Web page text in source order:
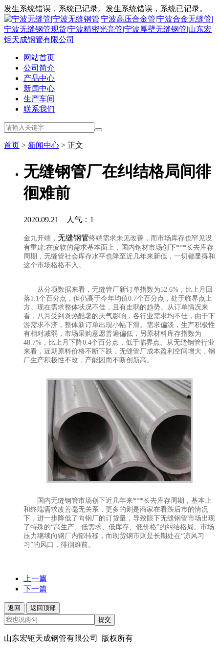
发生系统错误，系统已记录。发生系统错误，系统已记录。
网站首页
公司简介
产品中心
新闻中心
生产车间
联系我们
首页 > 新闻中心 > 正文
无缝钢管厂在纠结格局间徘
徊难前
2020.09.21 人气： 1
金九开端， 无缝钢管终端需求未见改善，而市场库存也罕见没
有重建;在疲软的需求基本面上，国内钢材市场创下***长去库存
周期，无缝管社会库存水平也降至近几年来新低，一切都显得和
这个市场格格不入。
从分项数据来看，无缝管厂新订单指数为52.6%，比上月回
落1.1个百分点，但仍高于今年均值0.7个百分点，处于临界点上
方。现在需求整体状况不佳，且有走弱的趋势。从订单情况来
看，八月受到炎热酷暑的天气影响，各行业需求均不佳，由于下
游需求不济，整体新订单出现小幅下滑。需求偏淡，生产积极性
有相对减弱，市场采购意愿普遍偏低，另原材料库存指数为
48.7%，比上月下降0.4个百分点，低于临界点。从无缝钢管行业
来看，近期原料价格不断下跌，无缝管厂成本盈利空间增大，钢
厂生产积极性不改，产能因而不断创新高。
国内无缝钢管市场创下近几年来***长去库存周期，基本上
和终端需求改善毫无关系，更多的则是商家在看跌后市的情况
下，进一步降低了向钢厂的订货量，导致眼下无缝钢管市场出现
了特殊的“高生产、低需求、低库存、低价格”的纠结格局。市场
压力继续向钢厂内部转移，而现货钢市则是长期处在“凉风习
习”的风口，徘徊难前。
上一篇
下一篇
返回
返回顶部
提交
山东宏钜天成钢管有限公司 版权所有